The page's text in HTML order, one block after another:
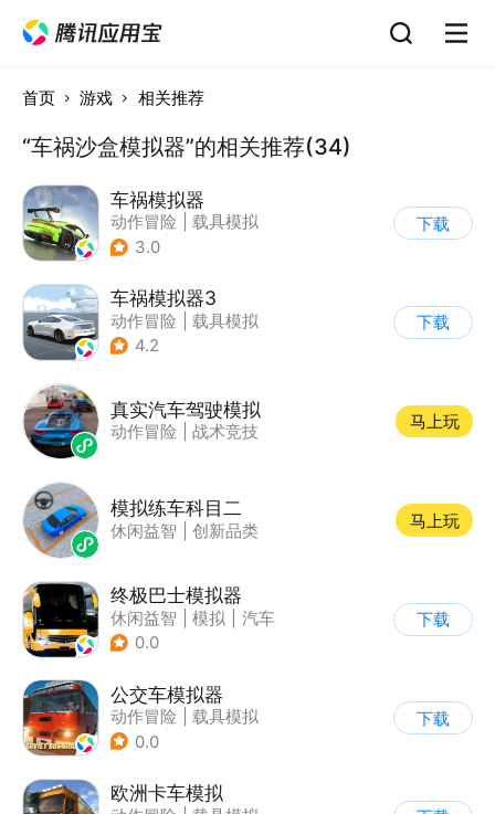
首页 游戏 相关推荐
“车祸沙盒模拟器”的相关推荐(34)
车祸模拟器
动作冒险
载具模拟
| 汽车
3.0
下载
车祸模拟器3
动作冒险
载具模拟
| 汽车
4.2
下载
真实汽车驾驶模拟
动作冒险 战术竞技
马上玩
模拟练车科目二
休闲益智 创新品类
马上玩
终极巴士模拟器
休闲益智 模拟
汽车
| 写实
0.0
下载
公交车模拟器
动作冒险
载具模拟
| 汽车
0.0
下载
欧洲卡车模拟